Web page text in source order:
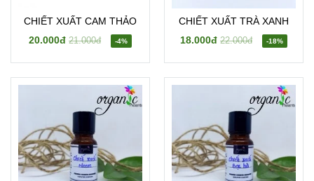
CHIẾT XUẤT CAM THẢO
20.000đ 21.000đ -4%
CHIẾT XUẤT TRÀ XANH
18.000đ 22.000đ -18%